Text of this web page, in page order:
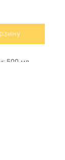
500 мл